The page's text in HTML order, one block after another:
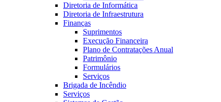
Diretoria de Informática
Diretoria de Infraestrutura
Finanças
Suprimentos
Execução Financeira
Plano de Contratações Anual
Patrimônio
Formulários
Serviços
Brigada de Incêndio
Serviços